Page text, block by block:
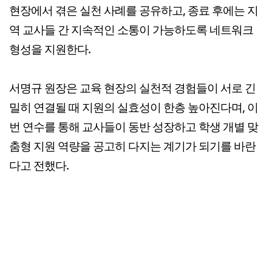
현장에서 겪은 실천 사례를 공유하고, 종료 후에는 지
역 교사들 간 지속적인 소통이 가능하도록 네트워크
형성을 지원한다.
서명규 원장은 교육 현장의 실천적 경험들이 서로 긴
밀히 연결될 때 지원의 실효성이 한층 높아진다며, 이
번 연수를 통해 교사들이 동반 성장하고 학생 개별 맞
춤형 지원 역량을 공고히 다지는 계기가 되기를 바란
다고 전했다.